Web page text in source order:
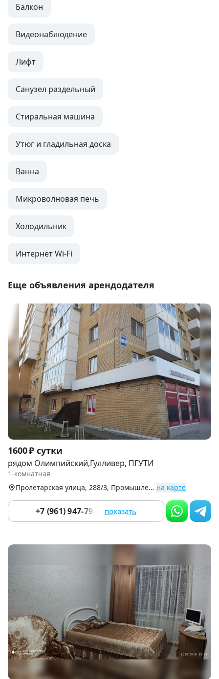
Балкон
Видеонаблюдение
Лифт
Санузел раздельный
Стиральная машина
Утюг и гладильная доска
Ванна
Микроволновая печь
Холодильник
Интернет Wi-Fi
Еще объявления арендодателя
Item
1
of
9
1600 ₽ сутки
рядом Олимпийский,Гулливер, ПГУТИ
1-комнатная
Пролетарская улица, 288/3, Промышленный р-н на карте
+7 (961) 947-79-49 показать